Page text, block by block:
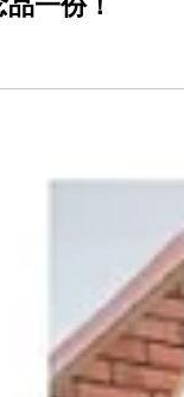
博覽暨高峰會
區任務換取
一份！